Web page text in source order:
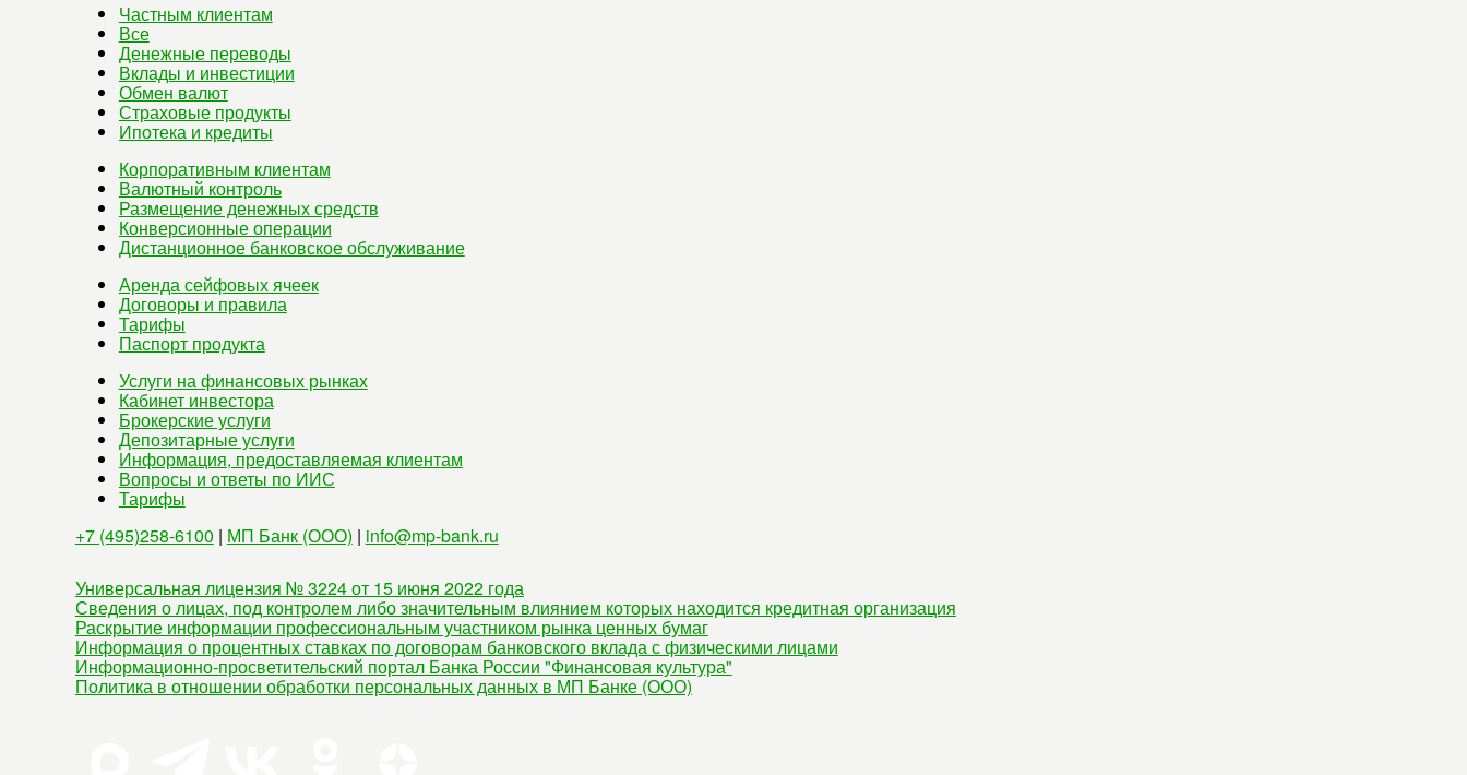
Частным клиентам
Все
Денежные переводы
Вклады и инвестиции
Обмен валют
Страховые продукты
Ипотека и кредиты
Корпоративным клиентам
Валютный контроль
Размещение денежных средств
Конверсионные операции
Дистанционное банковское обслуживание
Аренда сейфовых ячеек
Договоры и правила
Тарифы
Паспорт продукта
Услуги на финансовых рынках
Кабинет инвестора
Брокерские услуги
Депозитарные услуги
Информация, предоставляемая клиентам
Вопросы и ответы по ИИС
Тарифы
+7 (495)258-6100 | МП Банк (ООО) | info@mp-bank.ru
Универсальная лицензия № 3224 от 15 июня 2022 года
Сведения о лицах, под контролем либо значительным влиянием которых находится кредитная организация
Раскрытие информации профессиональным участником рынка ценных бумаг
Информация о процентных ставках по договорам банковского вклада с физическими лицами
Информационно-просветительский портал Банка России "Финансовая культура"
Политика в отношении обработки персональных данных в МП Банке (ООО)